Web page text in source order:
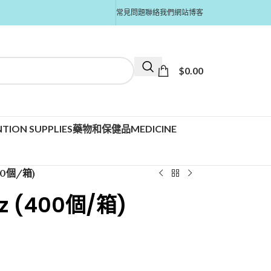
常見問題聯絡我們網站博客
$0.00
SUPPLIES藥物和保健品MEDICINE
個/箱)
(400個/箱)